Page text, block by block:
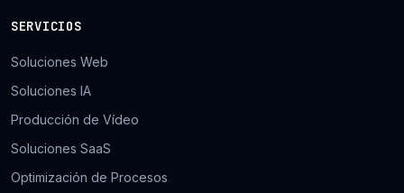
SERVICIOS
Soluciones Web
Soluciones IA
Producción de Vídeo
Soluciones SaaS
Optimización de Procesos